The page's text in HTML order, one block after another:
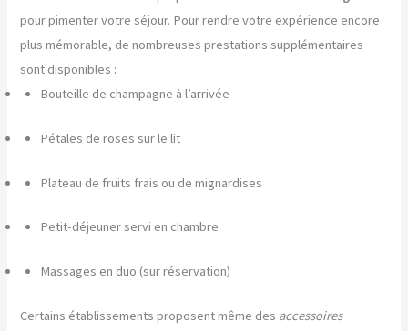
pour pimenter votre séjour. Pour rendre votre expérience encore
plus mémorable, de nombreuses prestations supplémentaires
sont disponibles :
Bouteille de champagne à l’arrivée
Pétales de roses sur le lit
Plateau de fruits frais ou de mignardises
Petit-déjeuner servi en chambre
Massages en duo (sur réservation)
Certains établissements proposent même des accessoires